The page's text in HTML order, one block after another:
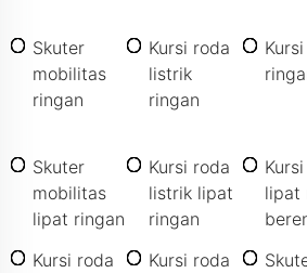
Skuter
mobilitas
ringan
Kursi roda
listrik
ringan
Skuter
mobilitas
lipat ringan
Kursi roda
listrik lipat
ringan
lipat
Kursi roda
Kursi roda